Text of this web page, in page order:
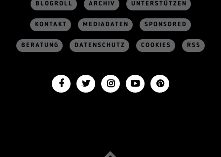
BLOGROLL ARCHIV UNTERSTÜTZEN
KONTAKT MEDIADATEN SPONSORED
BERATUNG DATENSCHUTZ COOKIES RSS